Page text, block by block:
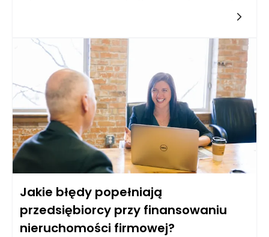
jakiego rodzaju lokal jest potrzebny do zrealizowania strategii
czy ich potrzeby związane z nieruchomością są
krótkoterminowe, czy długoterminowe, oraz jakie parametry
powinny spełniać planowane inwestycje. Warto również
uwzględnić lokalizację, rozmiar oraz przeznaczenie lokalu, co
wpływa na przyszły sukces biznesowy. Właściwe
zaplanowanie tych aspektów może znacząco ułatwić dalsze
etapy procesu ubiegania się o pożyczkę.
Jakie błędy popełniają
przedsiębiorcy przy finansowaniu
nieruchomości firmowej?